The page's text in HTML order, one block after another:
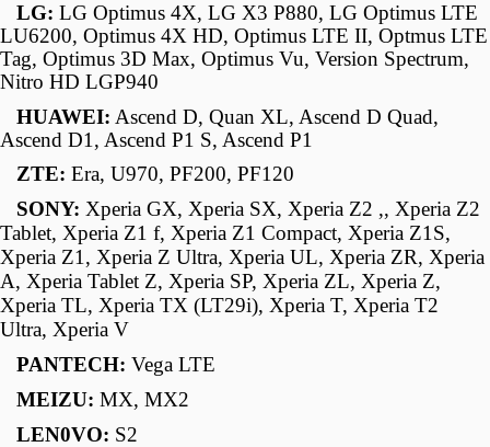
LG: LG Optimus 4X, LG X3 P880, LG Optimus LTE
LU6200, Optimus 4X HD, Optimus LTE II, Optmus LTE
Tag, Optimus 3D Max, Optimus Vu, Version Spectrum,
Nitro HD LGP940
HUAWEI: Ascend D, Quan XL, Ascend D Quad,
Ascend D1, Ascend P1 S, Ascend P1
ZTE: Era, U970, PF200, PF120
SONY: Xperia GX, Xperia SX, Xperia Z2 ,, Xperia Z2
Tablet, Xperia Z1 f, Xperia Z1 Compact, Xperia Z1S,
Xperia Z1, Xperia Z Ultra, Xperia UL, Xperia ZR, Xperia
A, Xperia Tablet Z, Xperia SP, Xperia ZL, Xperia Z,
Xperia TL, Xperia TX (LT29i), Xperia T, Xperia T2
Ultra, Xperia V
PANTECH: Vega LTE
MEIZU: MX, MX2
LEN0VO: S2